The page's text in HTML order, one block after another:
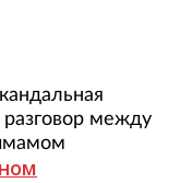
разговор между